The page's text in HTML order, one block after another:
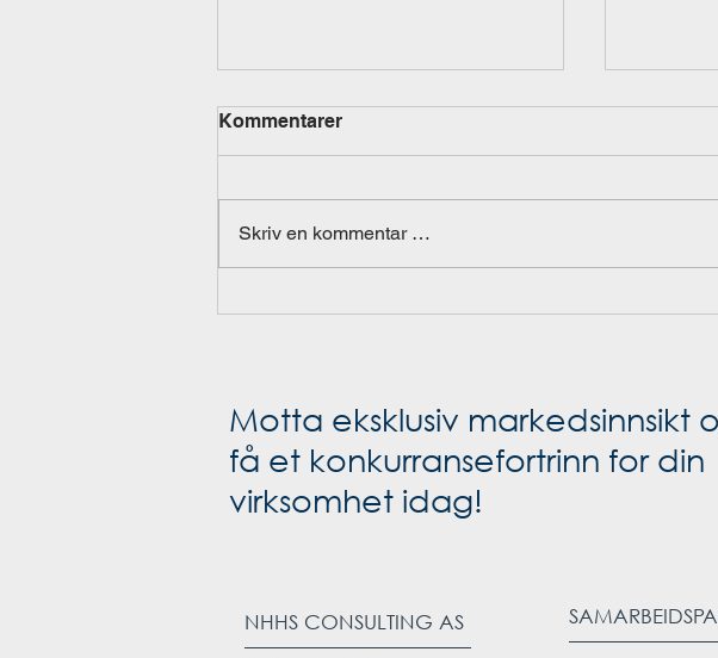
Kommentarer
Skriv en kommentar …
Motta eksklusiv markedsinnsikt
få et konkurransefortrinn for din
virksomhet idag!
NHHS CONSULTING AS